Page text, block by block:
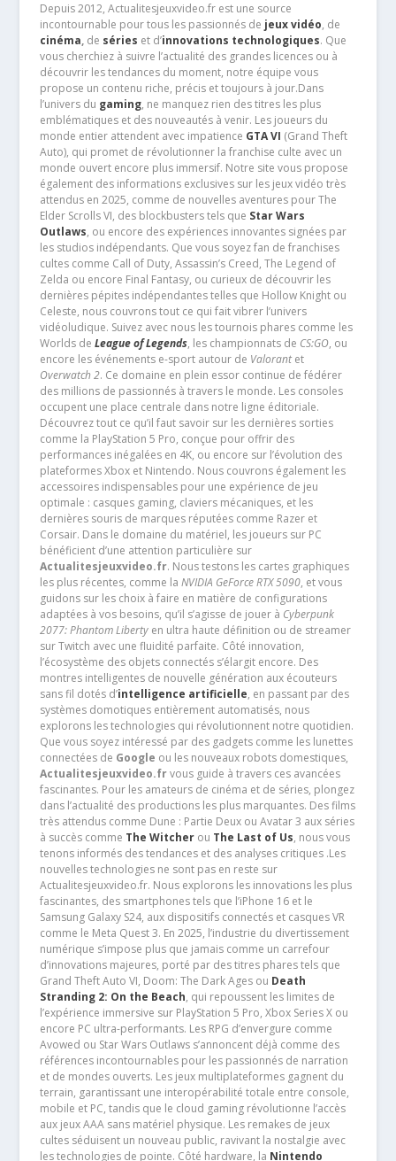
Depuis 2012, Actualitesjeuxvideo.fr est une source
incontournable pour tous les passionnés de jeux vidéo, de
cinéma,de séries et d’innovations technologiques. Que
vous cherchiez à suivre l’actualité des grandes licences ou à
découvrir les tendances du moment, notre équipe vous
propose un contenu riche, précis et toujours à jour.Dans
l’univers du gaming, ne manquez rien des titres les plus
emblématiques et des nouveautés à venir. Les joueurs du
monde entier attendent avec impatience GTA VI (Grand Theft
Auto), qui promet de révolutionner la franchise culte avec un
monde ouvert encore plus immersif. Notre site vous propose
également des informations exclusives sur les jeux vidéo très
attendus en 2025, comme de nouvelles aventures pour The
Elder Scrolls VI, des blockbusters tels que Star Wars
Outlaws, ou encore des expériences innovantes signées par
les studios indépendants. Que vous soyez fan de franchises
cultes comme Call of Duty, Assassin’s Creed, The Legend of
Zelda ou encore Final Fantasy, ou curieux de découvrir les
dernières pépites indépendantes telles que Hollow Knight ou
Celeste, nous couvrons tout ce qui fait vibrer l’univers
vidéoludique. Suivez avec nous les tournois phares comme les
Worlds de League of Legends, les championnats de CS:GO, ou
encore les événements e-sport autour de Valorantet
Overwatch 2. Ce domaine en plein essor continue de fédérer
des millions de passionnés à travers le monde. Les consoles
occupent une place centrale dans notre ligne éditoriale.
Découvrez tout ce qu’il faut savoir sur les dernières sorties
comme la PlayStation 5 Pro, conçue pour offrir des
performances inégalées en 4K, ou encore sur l’évolution des
plateformes Xbox et Nintendo. Nous couvrons également les
accessoires indispensables pour une expérience de jeu
optimale : casques gaming, claviers mécaniques, et les
dernières souris de marques réputées comme Razer et
Corsair. Dans le domaine du matériel, les joueurs sur PC
bénéficient d’une attention particulière sur
Actualitesjeuxvideo.fr. Nous testons les cartes graphiques
les plus récentes, comme la NVIDIA GeForce RTX 5090, et vous
guidons sur les choix à faire en matière de configurations
adaptées à vos besoins, qu’il s’agisse de jouer à Cyberpunk
2077: Phantom Libertyen ultra haute définition ou de streamer
sur Twitch avec une fluidité parfaite. Côté innovation,
l’écosystème des objets connectés s’élargit encore. Des
montres intelligentes de nouvelle génération aux écouteurs
sans fil dotés d’intelligence artificielle, en passant par des
systèmes domotiques entièrement automatisés, nous
explorons les technologies qui révolutionnent notre quotidien.
Que vous soyez intéressé par des gadgets comme les lunettes
connectées de Google ou les nouveaux robots domestiques,
Actualitesjeuxvideo.frvous guide à travers ces avancées
fascinantes. Pour les amateurs de cinéma et de séries, plongez
dans l’actualité des productions les plus marquantes. Des films
très attendus comme Dune : Partie Deux ou Avatar 3 aux séries
à succès comme The Witcherou The Last of Us, nous vous
tenons informés des tendances et des analyses critiques .Les
nouvelles technologies ne sont pas en reste sur
Actualitesjeuxvideo.fr. Nous explorons les innovations les plus
fascinantes, des smartphones tels que l’iPhone 16 et le
Samsung Galaxy S24, aux dispositifs connectés et casques VR
comme le Meta Quest 3. En 2025, l’industrie du divertissement
numérique s’impose plus que jamais comme un carrefour
d’innovations majeures, porté par des titres phares tels que
Grand Theft Auto VI, Doom: The Dark Ages ou Death
Stranding 2: On the Beach, qui repoussent les limites de
l’expérience immersive sur PlayStation 5 Pro, Xbox Series X ou
encore PC ultra-performants. Les RPG d’envergure comme
Avowed ou Star Wars Outlaws s’annoncent déjà comme des
références incontournables pour les passionnés de narration
et de mondes ouverts. Les jeux multiplateformes gagnent du
terrain, garantissant une interopérabilité totale entre console,
mobile et PC, tandis que le cloud gaming révolutionne l’accès
aux jeux AAA sans matériel physique. Les remakes de jeux
cultes séduisent un nouveau public, ravivant la nostalgie avec
les technologies de pointe. Côté hardware, la Nintendo